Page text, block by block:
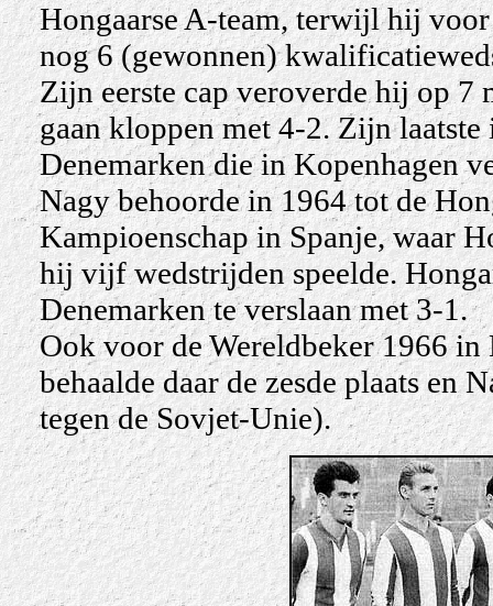
Hongaarse A-team, terwijl hij
nog 6 (gewonnen)
Zijn eerste cap veroverde hij op 7
gaan kloppen met 4-2. Zijn
Denemarken die in Kopenhagen
Nagy behoorde in 1964 tot de
Kampioenschap in Spanje, waar
hij vijf wedstrijden speelde.
Denemarken te verslaan met 3-1.
Ook voor de Wereldbeker 1966
behaalde daar de zesde plaats en
tegen de Sovjet-Unie).